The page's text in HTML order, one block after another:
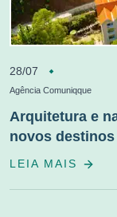
28/07
Agência Comuniqque
Arquitetura e
novos
LEIA MAIS